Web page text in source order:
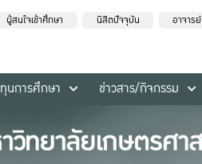
ผู้สนใจเข้าศึกษา นิสิตปัจจุบัน อาจารย์
ทุนการศึกษา ข่าวสาร/กิจกรรม